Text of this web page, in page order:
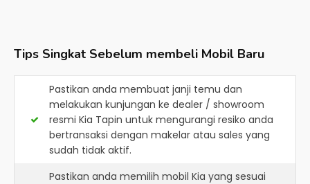
Tips Singkat Sebelum membeli Mobil Baru
Pastikan anda membuat janji temu dan
melakukan kunjungan ke dealer / showroom
resmi Kia Tapin untuk mengurangi resiko anda
bertransaksi dengan makelar atau sales yang
sudah tidak aktif.
Pastikan anda memilih mobil Kia yang sesuai